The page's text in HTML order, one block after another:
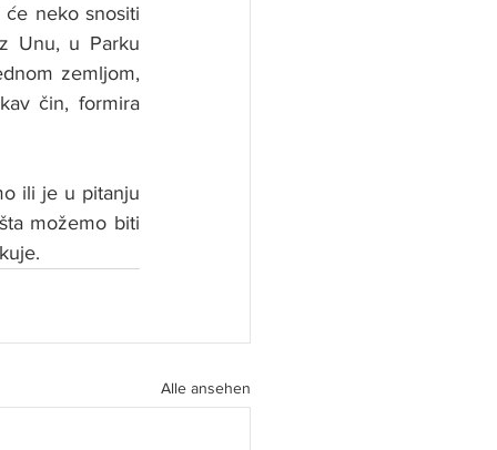
neko snositi
Unu, u Parku
zemljom,
čin, formira
ili je u pitanju
možemo biti
Alle ansehen